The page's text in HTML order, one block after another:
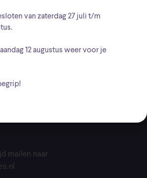
mailen naar
van zaterdag27 juli t/m
.
12 augustus weer voor je